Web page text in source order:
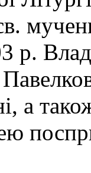
р.
а